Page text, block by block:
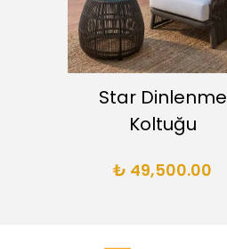
Star Dinlenme
Koltuğu
₺ 49,500.00